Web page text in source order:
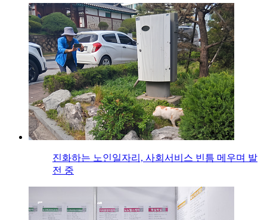
진화하는 노인일자리, 사회서비스 빈틈 메우며 발
전 중